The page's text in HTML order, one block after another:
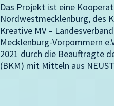
Das Projekt ist eine
Nordwestmecklenburg, des
Kreative MV –
Mecklenburg-Vorpommern
2021 durch die Beauftragte
(BKM) mit Mitteln aus